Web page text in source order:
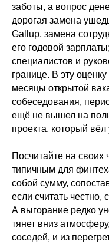
заботы, а вопрос
дорогая замена
Gallup, замена
его годовой
специалистов и
границе. В эту
месяцы открытой
собеседования,
ещё не вышел на
проекта, который
Посчитайте на
типичным для
собой сумму,
если считать
А выгорание редко
тянет вниз
соседей, и из